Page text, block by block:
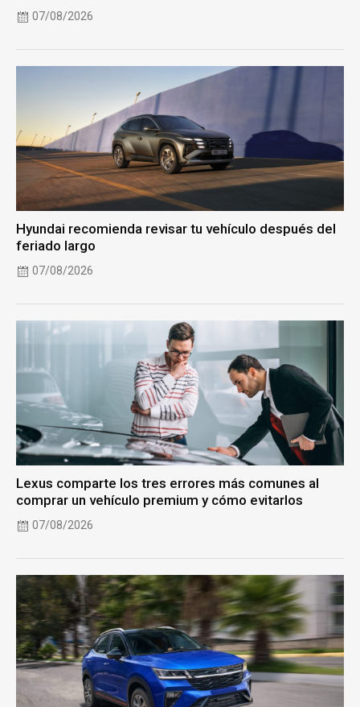
07/08/2026
Hyundai recomienda revisar tu vehículo después del
feriado largo
07/08/2026
Lexus comparte los tres errores más comunes al
comprar un vehículo premium y cómo evitarlos
07/08/2026